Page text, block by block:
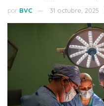
por BVC 31 octubre, 2025